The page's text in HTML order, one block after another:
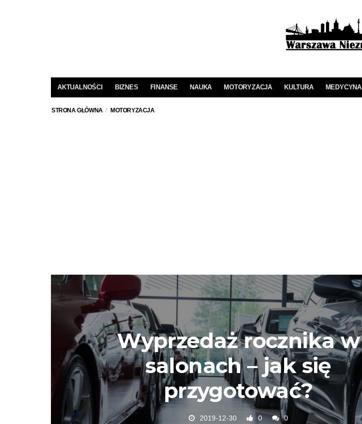
AKTUALNOŚCI BIZNES FINANSE NAUKA MOTORYZACJA KULTURA MEDYCYNA
STRONA GŁÓWNA MOTORYZACJA
Wyprzedaż rocznika w
salonach – jak się
przygotować?
2019-12-30 0 0